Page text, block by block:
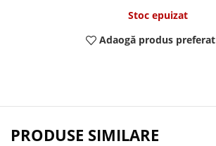
Stoc epuizat
Adaogă produs preferat
PRODUSE SIMILARE